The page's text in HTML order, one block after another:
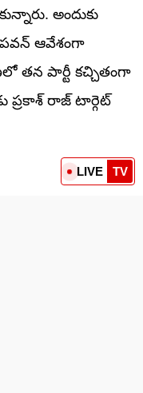
అందుకు
పవన్ ఆవేశంగా
తన పార్టీ కచ్చితంగా
ప్రకాశ్ రాజ్‌ టార్గెట్‌
LIVE TV